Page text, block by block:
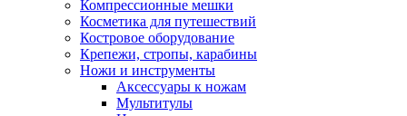
Компрессионные мешки
Косметика для путешествий
Костровое оборудование
Крепежи, стропы, карабины
Ножи и инструменты
Аксессуары к ножам
Мультитулы